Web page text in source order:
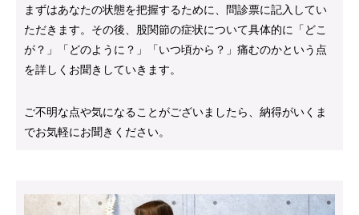
まずはあなたの状態を把握するために、問診票に記入してい
ただきます。その後、股関節の症状について具体的に「どこ
が？」「どのように？」「いつ頃から？」痛むのかという点
を詳しくお聞きしていきます。
ご不明な点や気になることがございましたら、納得がいくま
でお気軽にお聞きください。